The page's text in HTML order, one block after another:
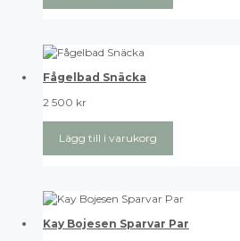
Fågelbad Snäcka
2 500 kr
Lägg till i varukorg
Kay Bojesen Sparvar Par